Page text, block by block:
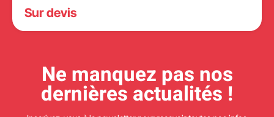
Sur devis
Ne manquez pas nos
dernières actualités !